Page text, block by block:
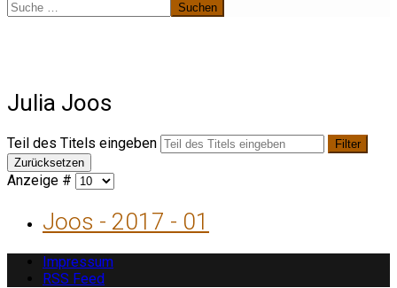
Suchen
Julia Joos
Teil des Titels eingeben
Filter
Zurücksetzen
Anzeige #
Joos - 2017 - 01
Impressum
RSS Feed